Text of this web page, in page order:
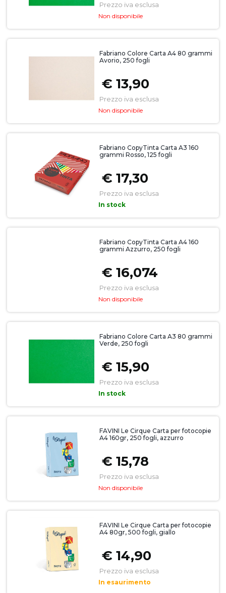
Prezzo iva esclusa
Non disponibile
Fabriano Colore Carta A4 80 grammi
Avorio, 250 fogli
€ 13,90
Prezzo iva esclusa
Non disponibile
Fabriano CopyTinta Carta A3 160
grammi Rosso, 125 fogli
€ 17,30
Prezzo iva esclusa
In stock
Fabriano CopyTinta Carta A4 160
grammi Azzurro, 250 fogli
€ 16,074
Prezzo iva esclusa
Non disponibile
Fabriano Colore Carta A3 80 grammi
Verde, 250 fogli
€ 15,90
Prezzo iva esclusa
In stock
FAVINI Le Cirque Carta per fotocopie
A4 160gr, 250 fogli, azzurro
€ 15,78
Prezzo iva esclusa
Non disponibile
FAVINI Le Cirque Carta per fotocopie
A4 80gr, 500 fogli, giallo
€ 14,90
Prezzo iva esclusa
In esaurimento